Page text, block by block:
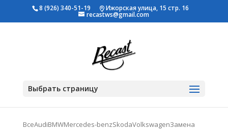
8 (926) 340-51-19 Ижорская улица, 15 стр. 16
recastws@gmail.com
Выбрать страницу
Глобальное техническое обслуживание
BMW E90
ВсеAudiBMWMercedes-benzSkodaVolkswagenЗамена